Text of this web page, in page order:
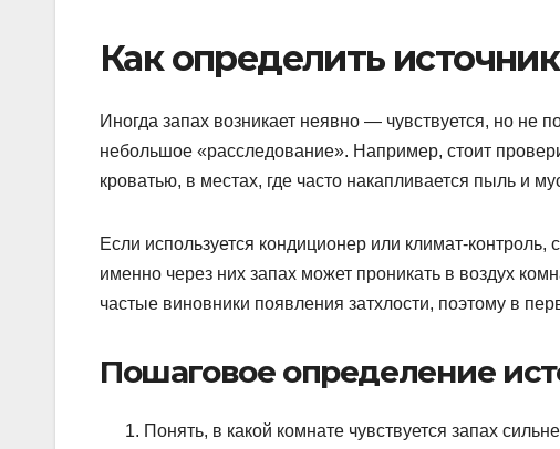
Как определить
Иногда запах возникает неявно — чувствуется, но не
небольшое «расследование». Например, стоит
кроватью, в местах, где часто накапливается пыль и
Если используется кондиционер или климат-контроль,
именно через них запах может проникать в воздух
частые виновники появления затхлости, поэтому в
Пошаговое определение
Понять, в какой комнате чувствуется запах